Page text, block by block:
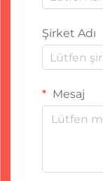
Şirket Adı
Mesaj